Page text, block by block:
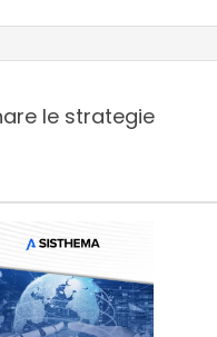
le strategie